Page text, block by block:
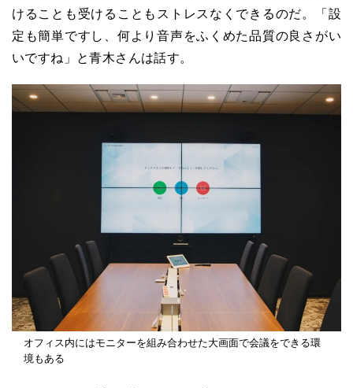
けることも受けることもストレスなくできるのだ。「設
定も簡単ですし、何より音声をふくめた品質の良さがい
いですね」と青木さんは話す。
オフィス内にはモニターを組み合わせた大画面で会議をできる環
境もある